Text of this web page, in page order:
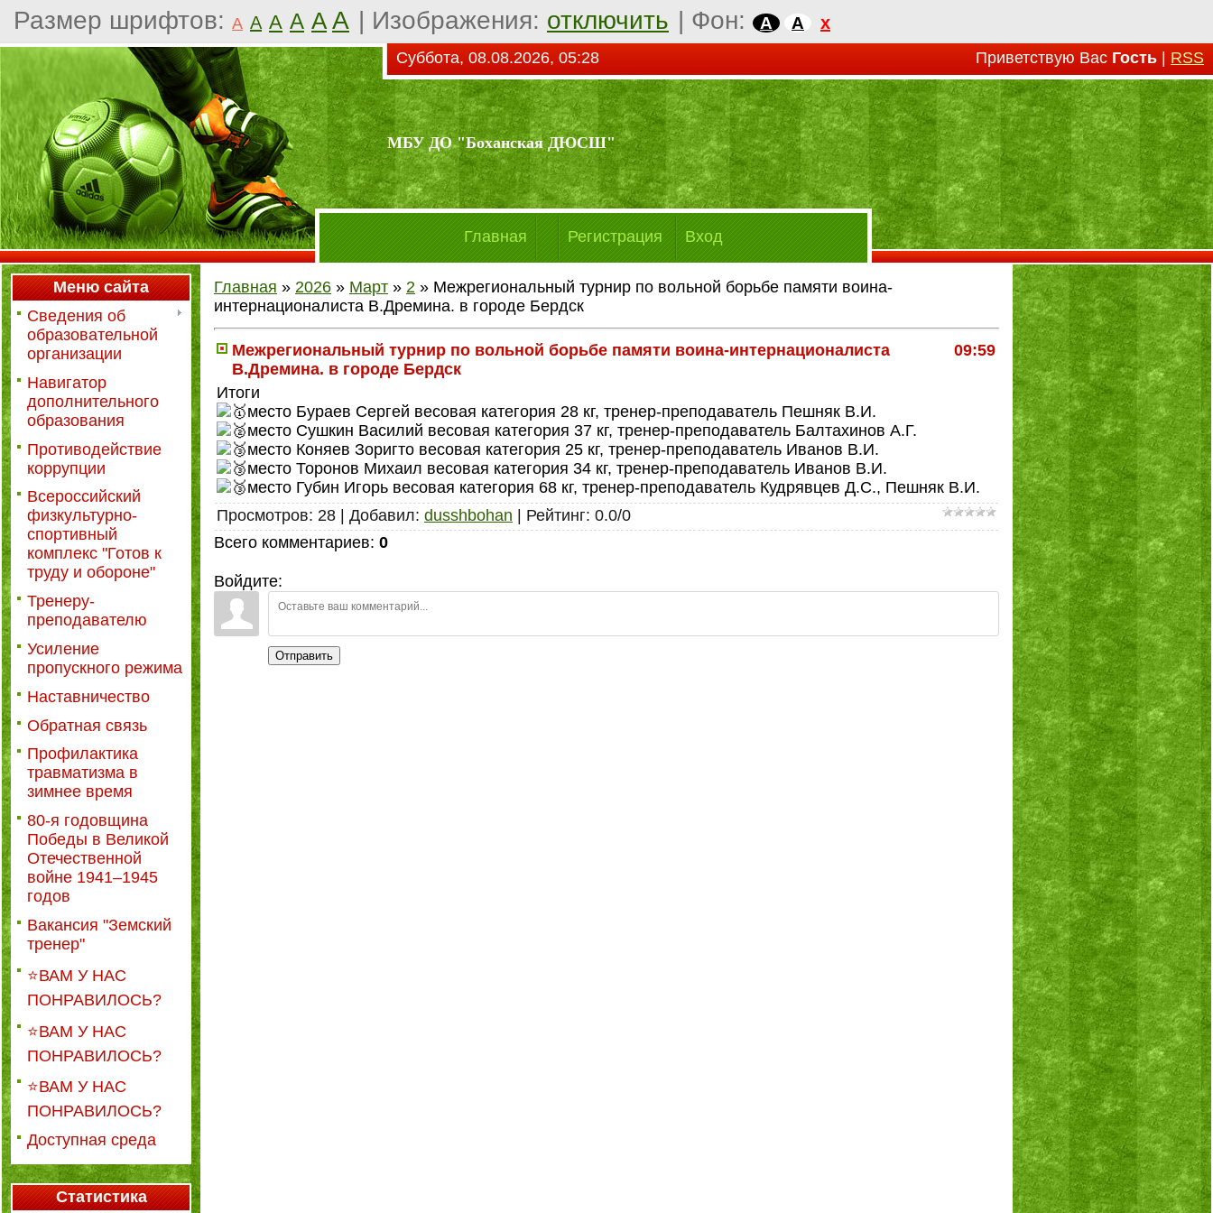
Размер шрифтов: A A A A A A | Изображения: отключить | Фон: A A x
Суббота, 08.08.2026, 05:28 Приветствую Вас Гость RSS
МБУ ДО "Боханская ДЮСШ"
Главная Регистрация Вход
Меню сайта
Сведения об
образовательной
организации
Навигатор
дополнительного
образования
Противодействие
коррупции
Всероссийский
физкультурно-
спортивный
комплекс "Готов к
труду и обороне"
Тренеру-
преподавателю
Усиление
пропускного режима
Наставничество
Обратная связь
Профилактика
травматизма в
зимнее время
80-я годовщина
Победы в Великой
Отечественной
войне 1941–1945
годов
Вакансия "Земский
тренер"
⭐ВАМ У НАС
ПОНРАВИЛОСЬ?
⭐ВАМ У НАС
ПОНРАВИЛОСЬ?
⭐ВАМ У НАС
ПОНРАВИЛОСЬ?
Доступная среда
Статистика
Главная » 2026 » Март » 2 » Межрегиональный турнир по вольной борьбе памяти воина-
интернационалиста В.Дремина. в городе Бердск
09:59
Межрегиональный турнир по вольной борьбе памяти воина-интернационалиста
В.Дремина. в городе Бердск
Итоги
место Бураев Сергей весовая категория 28 кг, тренер-преподаватель Пешняк В.И.
место Сушкин Василий весовая категория 37 кг, тренер-преподаватель Балтахинов А.Г.
место Коняев Зоригто весовая категория 25 кг, тренер-преподаватель Иванов В.И.
место Торонов Михаил весовая категория 34 кг, тренер-преподаватель Иванов В.И.
место Губин Игорь весовая категория 68 кг, тренер-преподаватель Кудрявцев Д.С., Пешняк В.И.
Просмотров: 28 Добавил: dusshbohan Рейтинг: 0.0/0
Всего комментариев: 0
Войдите:
Отправить